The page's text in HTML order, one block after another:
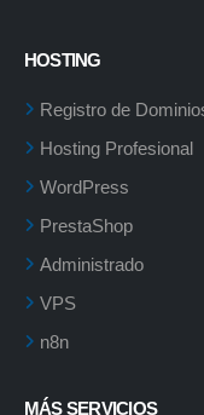
HOSTING
Registro de
Hosting Profesional
WordPress
PrestaShop
Administrado
VPS
n8n
MÁS SERVICIOS